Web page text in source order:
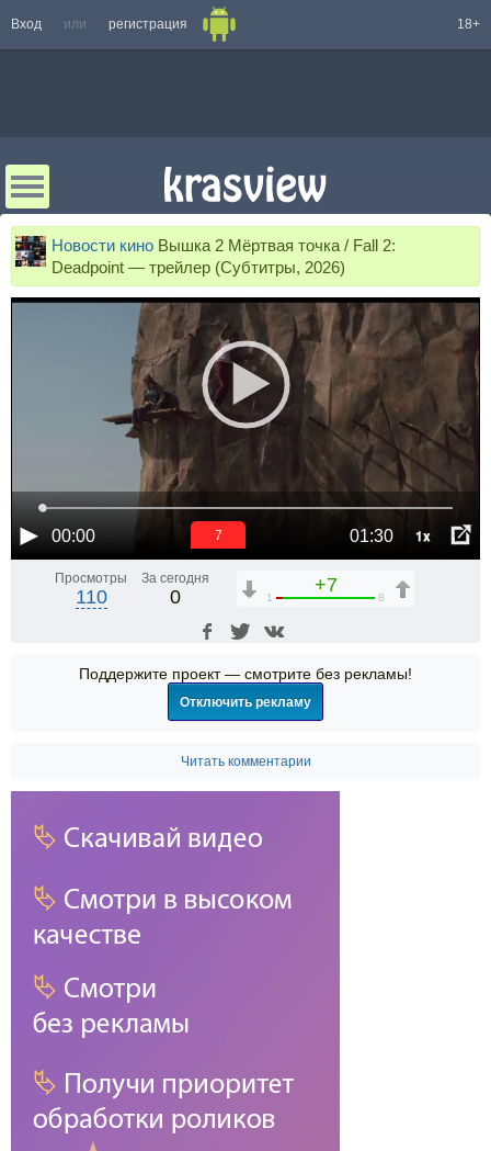
Вход или регистрация 18+
Новости кино Вышка 2 Мёртвая точка / Fall 2:
Deadpoint — трейлер (Субтитры, 2026)
00:00 01:30 1x
6
Просмотры
110
За сегодня
0
+7
1 8
Поддержите проект — смотрите без рекламы!
Отключить рекламу
Читать комментарии